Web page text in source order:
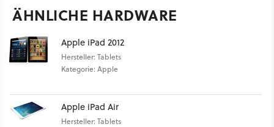
ÄHNLICHE HARDWARE
Apple iPad 2012
Hersteller: Tablets
Kategorie: Apple
Apple iPad Air
Hersteller: Tablets